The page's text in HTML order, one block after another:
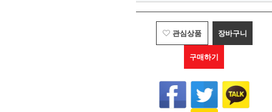
관심상품 장바구니
구매하기